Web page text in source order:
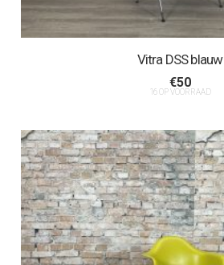
Vitra DSS blauw
€50
16 OP VOORRAAD